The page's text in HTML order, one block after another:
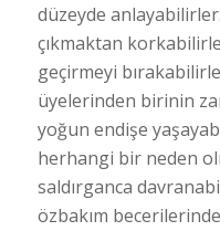
düzeyde
çıkmaktan
geçirmeyi
üyelerinden birinin
yoğun endişe
herhangi bir neden
saldırganca
özbakım